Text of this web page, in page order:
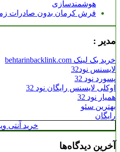
هوشمندسازی
فرش کرمان بدون صادرات
مدیر :
خرید بک لینک behtarinbacklink.com
لایسنس نود32
پسورد نود 32
اوکلی لایسنس رایگان نود 32
همیار نود 32
بهترین سئو
رایگان
خرید آنتی
آخرین دیدگاه‌ها